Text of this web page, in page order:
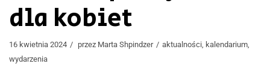
dla kobiet
16 kwietnia 2024 przez Marta Shpindzer aktualności, kalendarium,
wydarzenia